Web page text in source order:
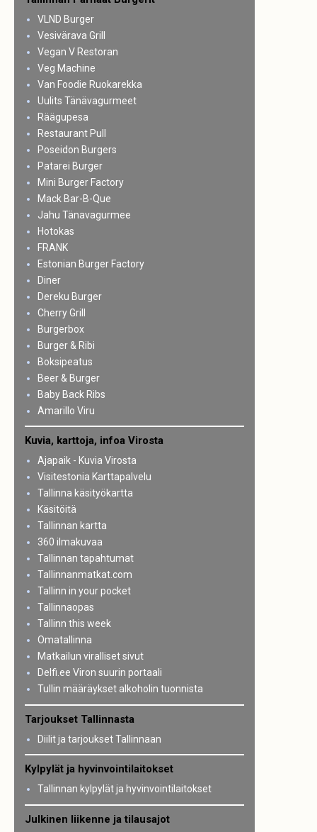
VLND Burger
Vesivärava Grill
Vegan V Restoran
Veg Machine
Van Foodie Ruokarekka
Uulits Tänävagurmeet
Räägupesa
Restaurant Pull
Poseidon Burgers
Patarei Burger
Mini Burger Factory
Mack Bar-B-Que
Jahu Tänavagurmee
Hotokas
FRANK
Estonian Burger Factory
Diner
Dereku Burger
Cherry Grill
Burgerbox
Burger & Ribi
Boksipeatus
Beer & Burger
Baby Back Ribs
Amarillo Viru
Kuvia, karttoja, infoa Virosta
Ajapaik - Kuvia Virosta
Visitestonia Karttapalvelu
Tallinna käsityökartta
Käsitöitä
Tallinnan kartta
360 ilmakuvaa
Tallinnan tapahtumat
Tallinnanmatkat.com
Tallinn in your pocket
Tallinnaopas
Tallinn this week
Omatallinna
Matkailun viralliset sivut
Delfi.ee Viron suurin portaali
Tullin määräykset alkoholin tuonnista
Tarjoukset Tallinnasta
Diilit ja tarjoukset Tallinnaan
Kylpylät ja hyvinvointilaitokset
Tallinnan kylpylät ja hyvinvointilaitokset
Julkinen liikenne ja tilausajot